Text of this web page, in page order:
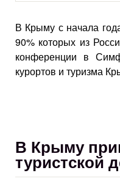
В Крыму с начала
90% которых из
конференции в
курортов и туризма
В Крыму
туристской